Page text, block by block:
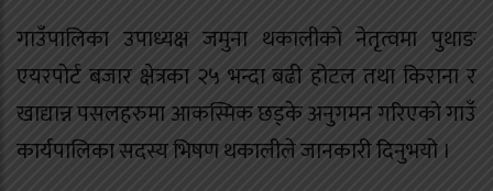
गाउँपालिका उपाध्यक्ष जमुना थकालीको नेतृत्वमा पुथाङ
एयरपोर्ट बजार क्षेत्रका २५ भन्दा बढी होटल तथा किराना र
खाद्यान्न पसलहरुमा आकस्मिक छड्के अनुगमन गरिएको गाउँ
कार्यपालिका सदस्य भिषण थकालीले जानकारी दिनुभयो ।